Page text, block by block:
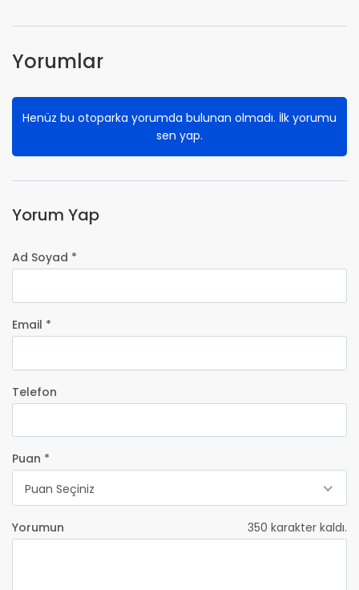
Yorumlar
Henüz bu otoparka yorumda bulunan olmadı. İlk yorumu
sen yap.
Yorum Yap
Ad Soyad *
Email *
Telefon
Puan *
Puan Seçiniz
Yorumun 350 karakter kaldı.